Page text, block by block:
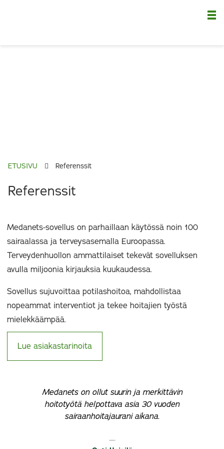
ETUSIVU Referenssit
Referenssit
Medanets-sovellus on parhaillaan käytössä noin 100
sairaalassa ja terveysasemalla Euroopassa.
Terveydenhuollon ammattilaiset tekevät sovelluksen
avulla miljoonia kirjauksia kuukaudessa.
Sovellus sujuvoittaa potilashoitoa, mahdollistaa
nopeammat interventiot ja tekee hoitajien työstä
mielekkäämpää.
Lue asiakastarinoita
Medanets on ollut suurin ja merkittävin
hoitotyötä helpottava asia 30 vuoden
sairaanhoitajaurani aikana.